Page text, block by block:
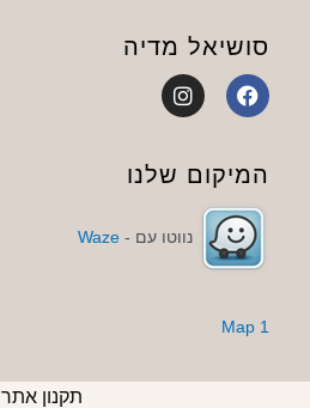
סושיאל מדיה
F
a
b
o
k
I
n
a
a
המיקום שלנו
נווטו עם -Waze
1 Map
תקנון אתר